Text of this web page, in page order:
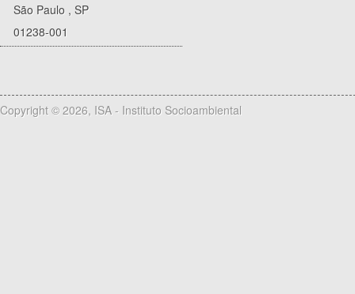
São Paulo , SP
01238-001
Copyright © 2026, ISA - Instituto Socioambiental